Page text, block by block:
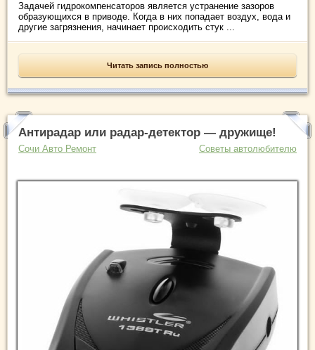
Задачей гидрокомпенсаторов является устранение зазоров
образующихся в приводе. Когда в них попадает воздух, вода и
другие загрязнения, начинает происходить стук ...
Читать запись полностью
Антирадар или радар-детектор — дружище!
Сочи Авто Ремонт Советы автолюбителю